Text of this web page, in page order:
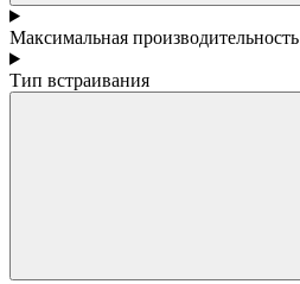
Максимальная производительность
Тип встраивания